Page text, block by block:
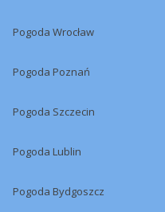
Pogoda Wrocław
Pogoda Poznań
Pogoda Szczecin
Pogoda Lublin
Pogoda Bydgoszcz